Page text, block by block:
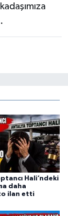
Hali’ndeki
daha
ilan etti